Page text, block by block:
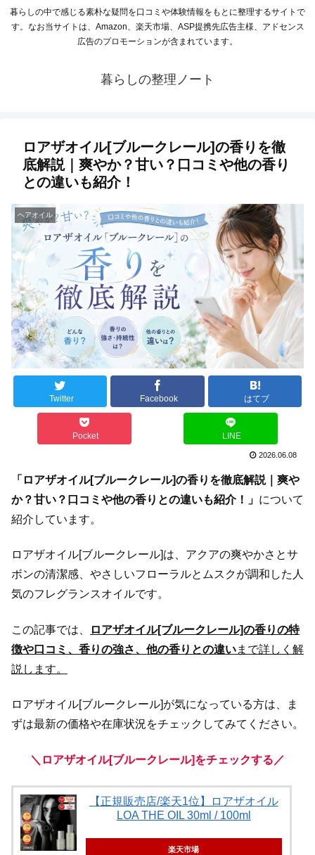
暮らしの中で感じる素朴な疑問を口コミや体験情報をもとに整理するサイトで
す。なお当サイトは、Amazon、楽天市場、ASP提携先広告主様、アドセンス
広告のプロモーションが含まれています。
暮らしの整理ノート
ロアザオイル[ブルークレール]の香りを徹
底解説｜爽やか？甘い？口コミや他の香り
との違いも紹介！
ヘアオイル
Twitter Facebook はてブ
Pocket LINE
2026.06.08
「ロアザオイル[ブルークレール]の香りを徹底解説｜爽や
か？甘い？口コミや他の香りとの違いも紹介！」 について
紹介しています。
ロアザオイル[ブルークレール]は、アクアの爽やかさとサ
ボンの清潔感、やさしいフローラルとムスクが調和した人
気のフレグランスオイルです。
この記事では、
ロアザオイル[ブルークレール]の香りの特
徴や口コミ、香りの強さ、他の香りとの違いまで詳しく解
説します。
ロアザオイル[ブルークレール]が気になっている方は、ま
ずは最新の価格や在庫状況をチェックしてみてください。
＼ロアザオイル[ブルークレール]をチェックする／
【正規販売店/楽天1位】ロアザオイル
LOA THE OIL 30ml / 100ml
楽天市場